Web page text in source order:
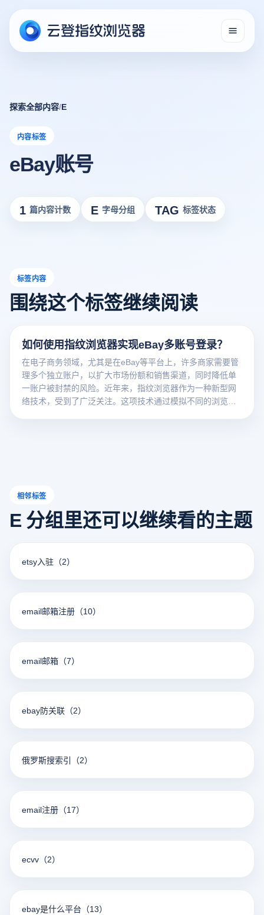
探索全部内容/E
内容标签
eBay账号
1 篇内容计数 E 字母分组 TAG 标签状态
标签内容
围绕这个标签继续阅读
如何使用指纹浏览器实现eBay多账号登录？
在电子商务领域，尤其是在eBay等平台上，许多商家需要管
理多个独立账户，以扩大市场份额和销售渠道，同时降低单
一账户被封禁的风险。近年来，指纹浏览器作为一种新型网
络技术，受到了广泛关注。这项技术通过模拟不同的浏览器
相邻标签
E 分组里还可以继续看的主题
etsy入驻 （2）
email邮箱注册 （10）
email邮箱 （7）
ebay防关联 （2）
俄罗斯搜索引 （2）
email注册 （17）
ecvv （2）
ebay是什么平台 （13）